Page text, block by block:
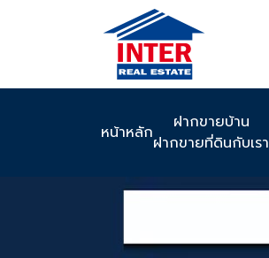
หน้าหลัก
ฝากขายบ้าน
ฝากขายที่ดินกับเรา